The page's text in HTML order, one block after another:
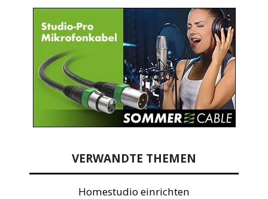
VERWANDTE THEMEN
Homestudio einrichten